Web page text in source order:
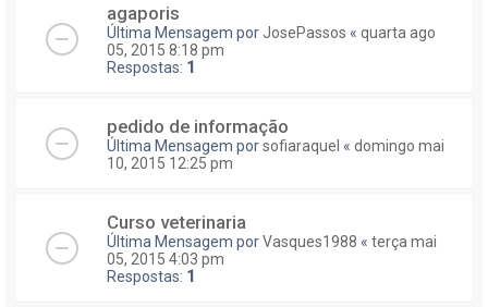
agaporis
Última Mensagem por JosePassos « quarta ago
05, 2015 8:18 pm
Respostas: 1
pedido de informação
Última Mensagem porsofiaraquel « domingo mai
10, 2015 12:25 pm
Curso veterinaria
Última Mensagem porVasques1988 « terça mai
05, 2015 4:03 pm
Respostas: 1